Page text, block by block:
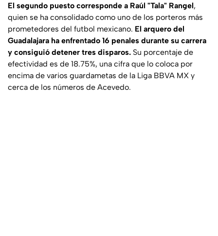
El segundo puesto corresponde a Raúl "Tala" Rangel,
quien se ha consolidado como uno de los porteros más
prometedores del futbol mexicano. El arquero del
Guadalajara ha enfrentado 16 penales durante su carrera
y consiguió detener tres disparos. Su porcentaje de
efectividad es de 18.75%, una cifra que lo coloca por
encima de varios guardametas de la Liga BBVA MX y
cerca de los números de Acevedo.